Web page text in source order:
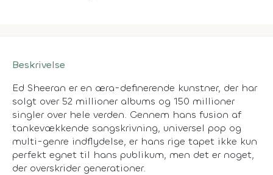
Beskrivelse
Ed Sheeran er en æra-definerende kunstner, der har
solgt over 52 millioner albums og 150 millioner
singler over hele verden. Gennem hans fusion af
tankevækkende sangskrivning, universel pop og
multi-genre indflydelse, er hans rige tapet ikke kun
perfekt egnet til hans publikum, men det er noget,
der overskrider generationer.